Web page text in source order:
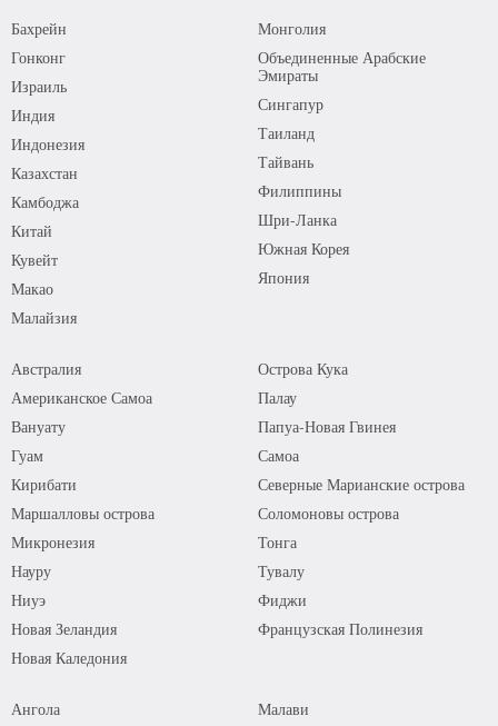
Бахрейн
Гонконг
Израиль
Индия
Индонезия
Казахстан
Камбоджа
Китай
Кувейт
Макао
Малайзия
Монголия
Объединенные Арабские
Эмираты
Сингапур
Таиланд
Тайвань
Филиппины
Шри-Ланка
Южная Корея
Япония
Австралия
Американское Самоа
Вануату
Гуам
Кирибати
Маршалловы острова
Микронезия
Науру
Ниуэ
Новая Зеландия
Новая Каледония
Острова Кука
Палау
Папуа-Новая Гвинея
Самоа
Северные Марианские острова
Соломоновы острова
Тонга
Тувалу
Фиджи
Французская Полинезия
Ангола
Малави